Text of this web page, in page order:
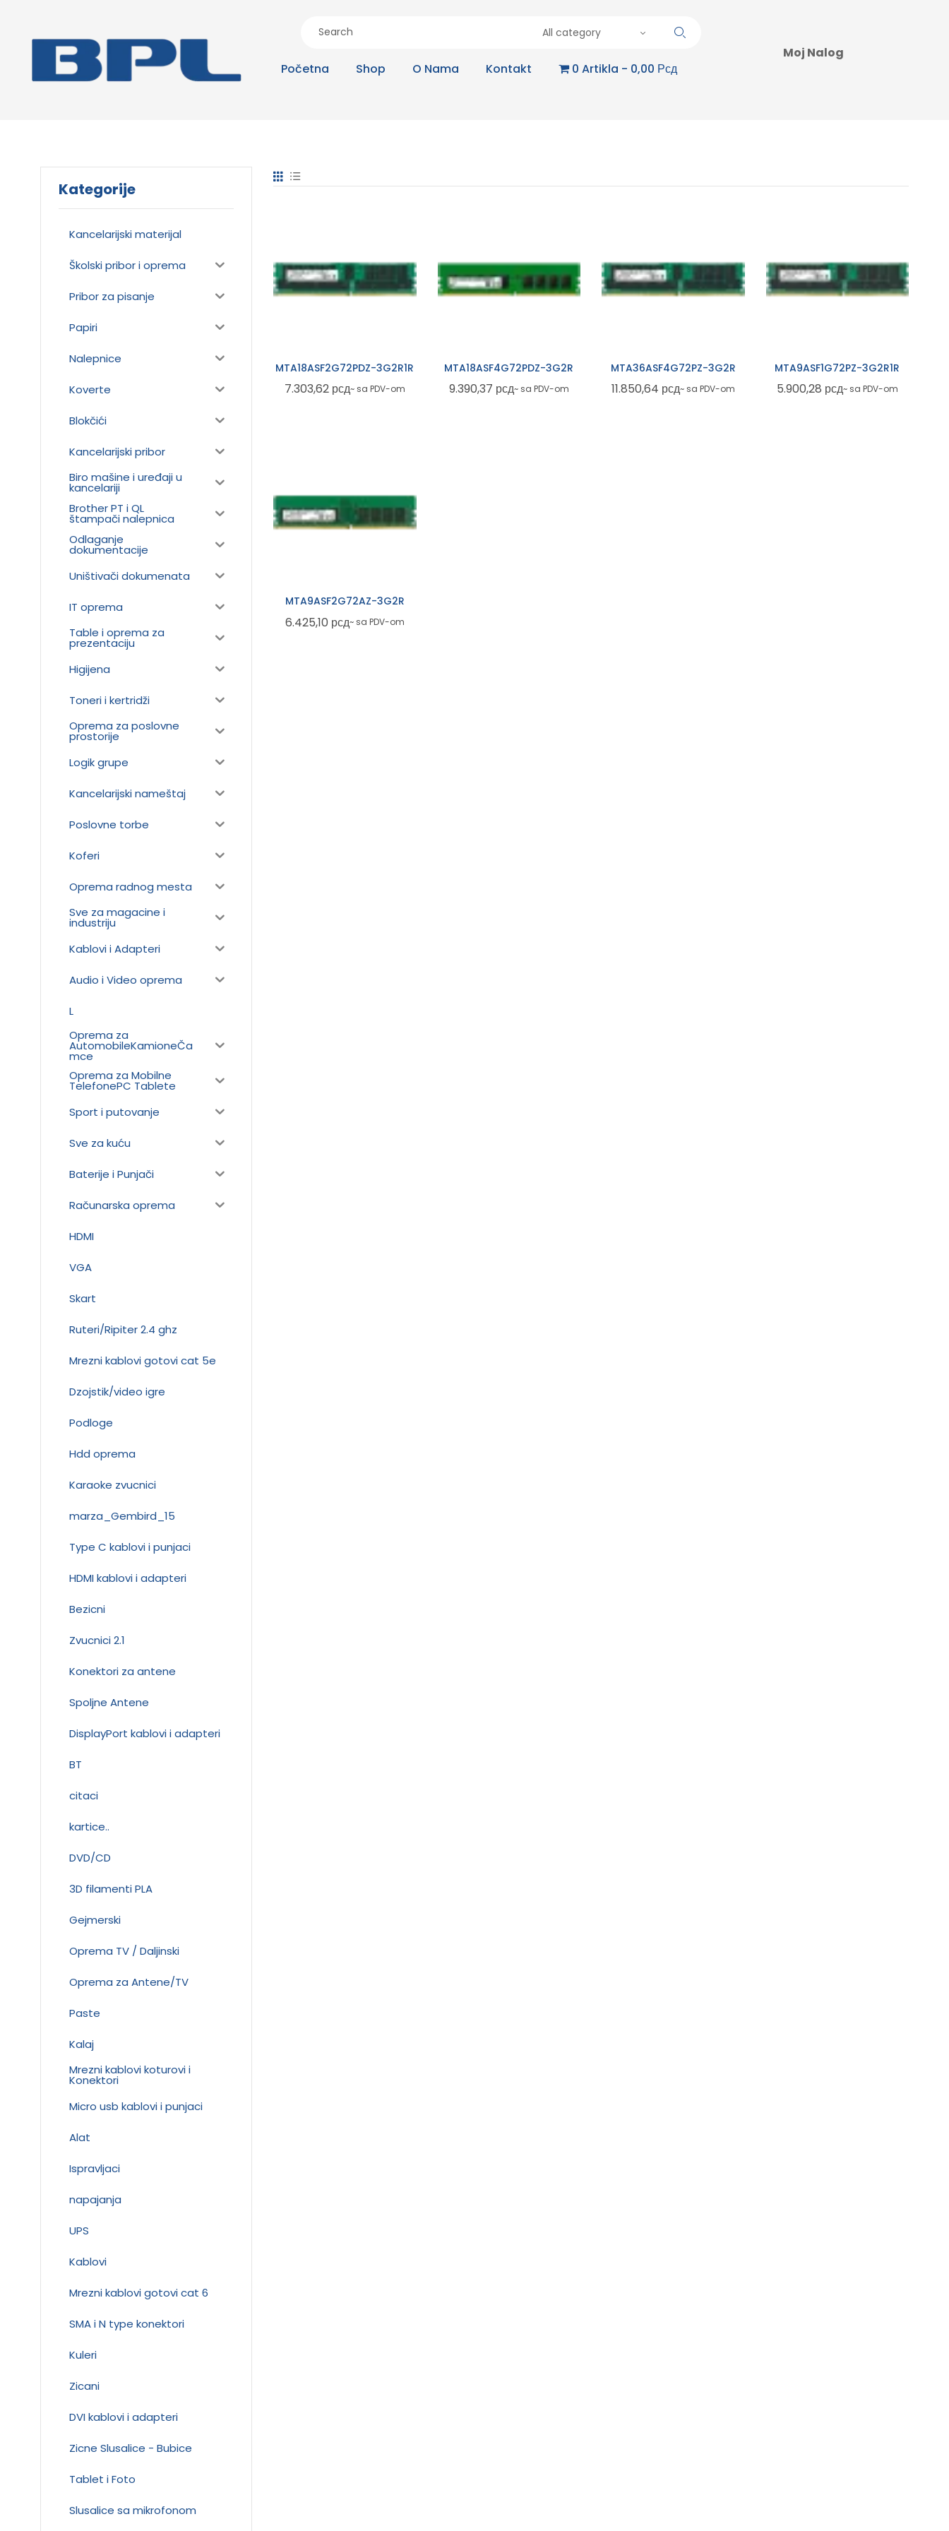
All category
Početna Shop O Nama Kontakt 0 Artikla 0,00 Рсд
Moj Nalog
MTA18ASF2G72PDZ-3G2R1R
7.303,62 рсд~ sa PDV-om
MTA18ASF4G72PDZ-3G2R
9.390,37 рсд~ sa PDV-om
MTA36ASF4G72PZ-3G2R
11.850,64 рсд~ sa PDV-om
MTA9ASF1G72PZ-3G2R1R
5.900,28 рсд~ sa PDV-om
MTA9ASF2G72AZ-3G2R
6.425,10 рсд~ sa PDV-om
Kategorije
Kancelarijski materijal
Školski pribor i oprema
Pribor za pisanje
Papiri
Nalepnice
Koverte
Blokčići
Kancelarijski pribor
Biro mašine i uređaji u
kancelariji
Brother PT i QL
štampači nalepnica
Odlaganje
dokumentacije
Uništivači dokumenata
IT oprema
Table i oprema za
prezentaciju
Higijena
Toneri i kertridži
Oprema za poslovne
prostorije
Logik grupe
Kancelarijski nameštaj
Poslovne torbe
Koferi
Oprema radnog mesta
Sve za magacine i
industriju
Kablovi i Adapteri
Audio i Video oprema
L
Oprema za
AutomobileKamioneČa
mce
Oprema za Mobilne
TelefonePC Tablete
Sport i putovanje
Sve za kuću
Baterije i Punjači
Računarska oprema
HDMI
VGA
Skart
Ruteri/Ripiter 2.4 ghz
Mrezni kablovi gotovi cat 5e
Dzojstik/video igre
Podloge
Hdd oprema
Karaoke zvucnici
marza_Gembird_15
Type C kablovi i punjaci
HDMI kablovi i adapteri
Bezicni
Zvucnici 2.1
Konektori za antene
Spoljne Antene
DisplayPort kablovi i adapteri
BT
citaci
kartice..
DVD/CD
3D filamenti PLA
Gejmerski
Oprema TV / Daljinski
Oprema za Antene/TV
Paste
Kalaj
Mrezni kablovi koturovi i
Konektori
Micro usb kablovi i punjaci
Alat
Ispravljaci
napajanja
UPS
Kablovi
Mrezni kablovi gotovi cat 6
SMA i N type konektori
Kuleri
Zicani
DVI kablovi i adapteri
Zicne Slusalice - Bubice
Tablet i Foto
Slusalice sa mikrofonom